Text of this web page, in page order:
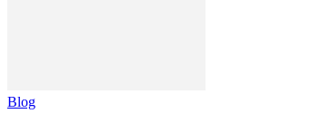
Blog